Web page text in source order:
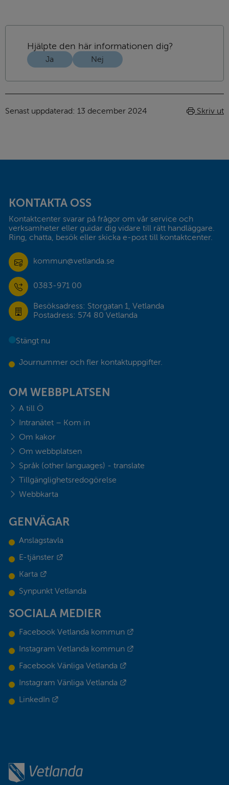
Hjälpte den här informationen dig?
Ja Nej
Senast uppdaterad: 13 december 2024 Skriv ut
KONTAKTA OSS
Kontaktcenter svarar på frågor om vår service och
verksamheter eller guidar dig vidare till rätt handläggare.
Ring, chatta, besök eller skicka e-post till kontaktcenter.
kommun@vetlanda.se
0383-971 00
Besöksadress: Storgatan 1, Vetlanda
Postadress: 574 80 Vetlanda
Stängt nu
Journummer och fler kontaktuppgifter.
OM WEBBPLATSEN
A till Ö
Intranätet – Kom in
Om kakor
Om webbplatsen
Språk (other languages) - translate
Tillgänglighetsredogörelse
Webbkarta
GENVÄGAR
Anslagstavla
E-tjänster
Karta
Synpunkt Vetlanda
SOCIALA MEDIER
Facebook Vetlanda kommun
Instagram Vetlanda kommun
Facebook Vänliga Vetlanda
Instagram Vänliga Vetlanda
LinkedIn